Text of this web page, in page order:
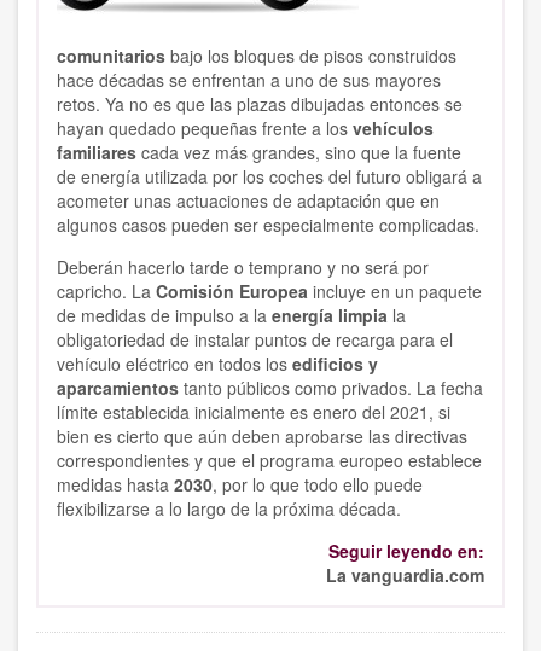
comunitarios bajo los bloques de pisos construidos
hace décadas se enfrentan a uno de sus mayores
retos. Ya no es que las plazas dibujadas entonces se
hayan quedado pequeñas frente a los vehículos
familiares cada vez más grandes, sino que la fuente
de energía utilizada por los coches del futuro obligará a
acometer unas actuaciones de adaptación que en
algunos casos pueden ser especialmente complicadas.
Deberán hacerlo tarde o temprano y no será por
capricho. La Comisión Europea incluye en un paquete
de medidas de impulso a la energía limpia la
obligatoriedad de instalar puntos de recarga para el
vehículo eléctrico en todos los edificios y
aparcamientos tanto públicos como privados. La fecha
límite establecida inicialmente es enero del 2021, si
bien es cierto que aún deben aprobarse las directivas
correspondientes y que el programa europeo establece
medidas hasta 2030, por lo que todo ello puede
flexibilizarse a lo largo de la próxima década.
Seguir leyendo en:
La vanguardia.com